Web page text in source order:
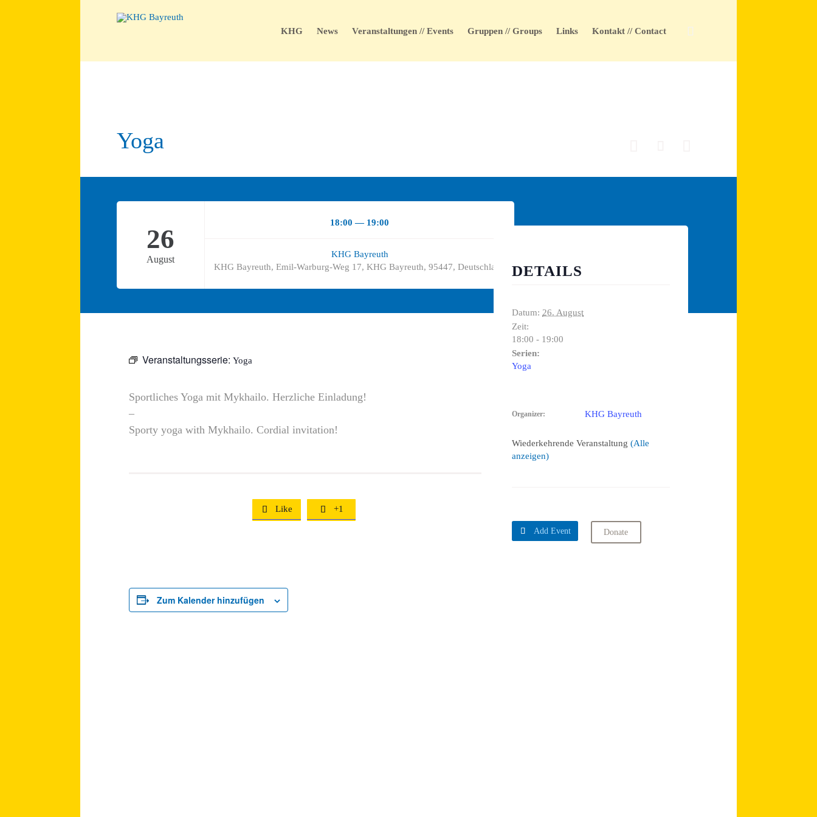
KHG News Veranstaltungen // Events Gruppen // Groups Links Kontakt // Contact 
Yoga
26
August
18:00 — 19:00
KHG Bayreuth
KHG Bayreuth, Emil-Warburg-Weg 17, KHG Bayreuth, 95447, Deutschland
Veranstaltungsserie: Yoga
Sportliches Yoga mit Mykhailo. Herzliche Einladung!
–
Sporty yoga with Mykhailo. Cordial invitation!
 Like  +1
Zum Kalender hinzufügen
DETAILS
Datum: 26. August
Zeit:
18:00 - 19:00
Serien:
Yoga
Organizer: KHG Bayreuth
Wiederkehrende Veranstaltung (Alle
anzeigen)
 Add Event Donate